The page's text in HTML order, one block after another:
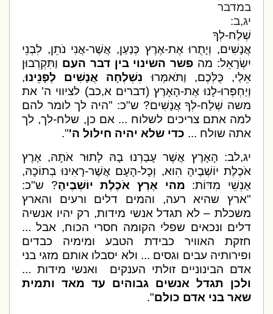
במדבר
יג,ב:
שְׁלַח-לְךָ
אֲנָשִׁים, וְיָתֻרוּ אֶת-אֶרֶץ כְּנַעַן, אֲשֶׁר-אֲנִי נֹתֵן, לִבְנֵי
יִשְׂרָאֵל: מהפשר השינוי בין דבר העםוַתִּקְרְבוּן
אֵלַי, כֻּלְּכֶם, וַתֹּאמְרוּנִשְׁלְחָה אֲנָשִׁים לְפָנֵינוּ,
וְיַחְפְּרוּ-לָנוּ אֶת-הָאָרֶץ (דברים א,כב) לציווי ה' את
משה שְׁלַח-לְךָ אֲנָשִׁים? ש"כ: "היה לך לומר להם
למה אתם צריכים לשלוח ... אם כן, שלח-לך, לך
אתה שולח ...כדי שלא יהיה חילול ה'".
יג,לב: הָאָרֶץ אֲשֶׁר עָבַרְנוּ בָהּ לָתוּר אֹתָהּ, אֶרֶץ
אֹכֶלֶת יוֹשְׁבֶיהָ הִוא, וְכָל-הָעָם אֲשֶׁר-רָאִינוּ בְתוֹכָהּ,
אַנְשֵׁי מִדּוֹת:מהי אֶרֶץ אֹכֶלֶת יוֹשְׁבֶיהָ? ש"כ:
"ארץ שהיא רעה, והמים דלים ורעים והארץ
משכלת – לא תגדל אנשי מידות, רק יהיו אנשיה
דלים ונכאים שפלי הקומה חסרי הכוח, אבל ...
חזקת האוויר כבידת הטבע ומימיה כבדים
ופירותיה עבים וגסים ... ולא יסבלו אותם מזגי בני
אדם הבינוניים זולתי הענקים
ואנשי מידות ...
ולכן תגדל אנשים גבוהים עד מאד ותמית
שאר בני אדם כולם".